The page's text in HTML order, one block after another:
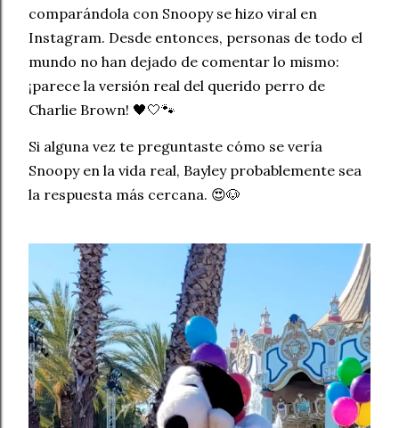
comparándola con Snoopy se hizo viral en
Instagram. Desde entonces, personas de todo el
mundo no han dejado de comentar lo mismo:
¡parece la versión real del querido perro de
Charlie Brown! 🖤🤍🐾
Si alguna vez te preguntaste cómo se vería
Snoopy en la vida real, Bayley probablemente sea
la respuesta más cercana. 😍🐶